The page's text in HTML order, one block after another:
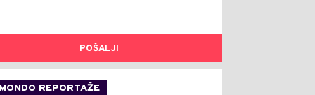
POŠALJI
MONDO REPORTAŽE